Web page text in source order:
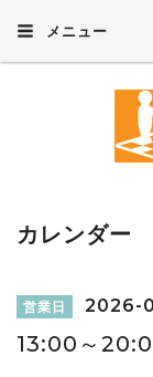
メニュー
カレンダー
営業日 2026-
13:00～